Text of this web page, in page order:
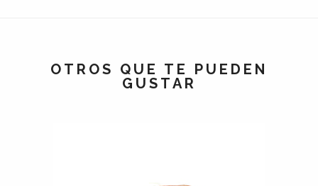
OTROS QUE TE PUEDEN
GUSTAR